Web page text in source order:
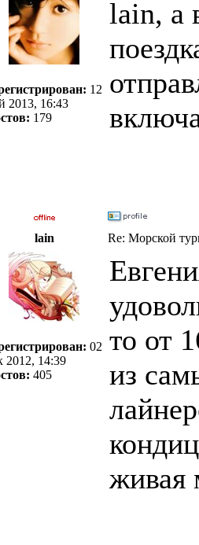
12
2013, 16:43
179
lain, а
lain Re: Морской
02
2012, 14:39
405
то от
из
живая